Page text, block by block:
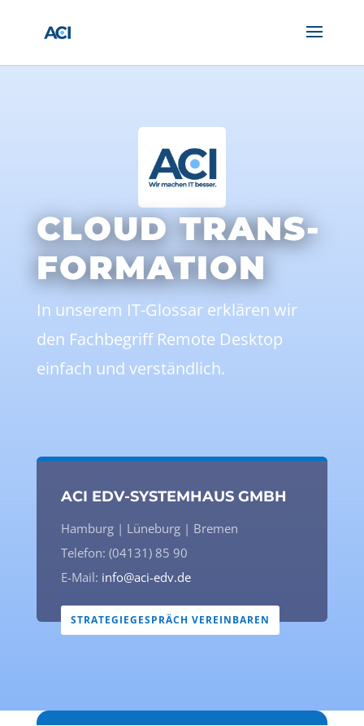
CLOUD TRANS-
FORMATION
In unserem IT-Glossar erklären wir
den Fachbegriff Remote Desktop
einfach und verständlich.
ACI EDV-SYSTEMHAUS GMBH
Hamburg | Lüneburg | Bremen
Telefon: (04131) 85 90
E-Mail: info@aci-edv.de
STRATEGIEGESPRÄCH VEREINBAREN